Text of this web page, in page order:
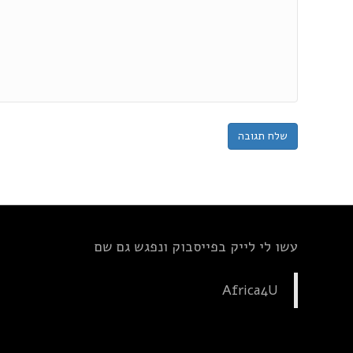
עשו לי לייק בפייסבוק ונפגש גם שם
Africa4U